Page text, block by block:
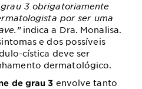
3 obrigatoriamente
por ser uma
indica a Dra. Monalisa.
e dos possíveis
cística deve ser
dermatológico.
de grau 3 envolve tanto